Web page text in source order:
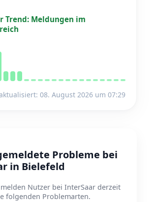
Trend: Meldungen im
08. August 2026 um 07:29
Probleme bei
in Bielefeld
Nutzer bei InterSaar derzeit
folgenden Problemarten.